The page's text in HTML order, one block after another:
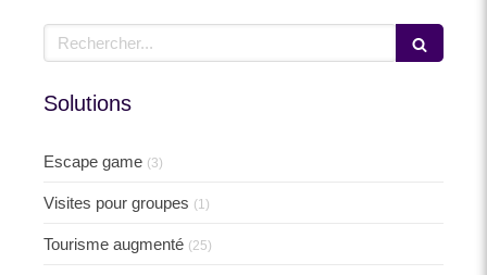
Rechercher
Solutions
Escape game (3)
Visites pour groupes (1)
Tourisme augmenté (25)